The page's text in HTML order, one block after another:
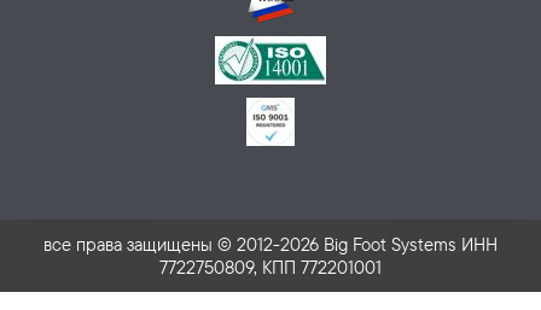
все права защищены © 2012-2026 Big Foot Systems ИНН
7722750809, КПП 772201001